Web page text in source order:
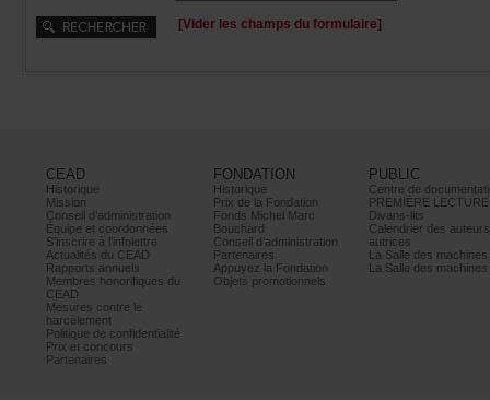
[Viderleschampsduformulaire]
CEAD
Historique
Mission
Conseild’administration
Équipeetcoordonnées
S’inscrireàl’infolettre
ActualitésduCEAD
Rapportsannuels
Membreshonorifiquesdu
CEAD
Mesurescontrele
harcèlement
Politiquedeconfidentialité
Prixetconcours
Partenaires
FONDATION
Historique
PrixdelaFondation
FondsMichelMarc
Bouchard
Conseild’administration
Partenaires
AppuyezlaFondation
Objetspromotionnels
PUBLIC
PREMIÈRELECTURE
Divans-lits
autrices